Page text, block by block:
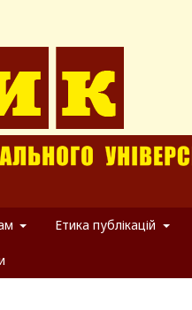
Етика публікацій